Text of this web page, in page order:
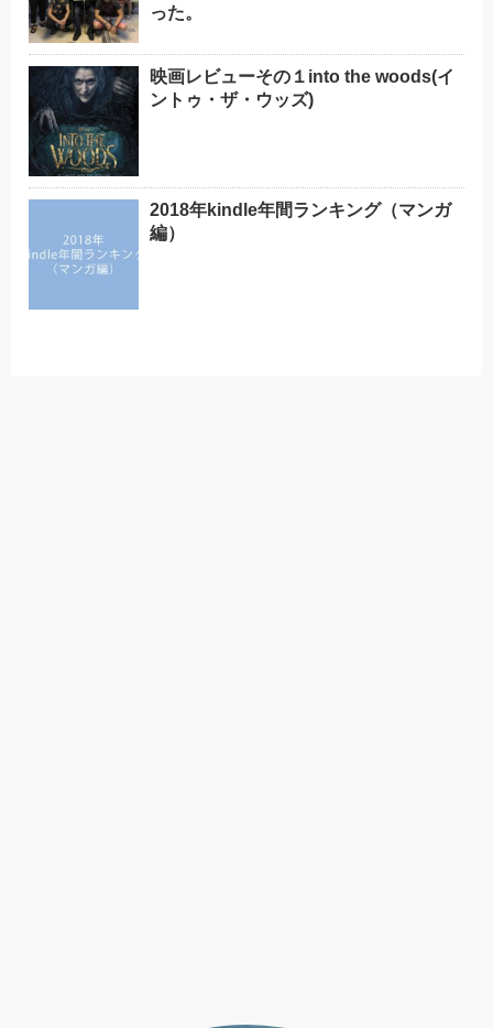
った。
映画レビューその１into the woods(イ
ントゥ・ザ・ウッズ)
2018年kindle年間ランキング（マンガ
編）